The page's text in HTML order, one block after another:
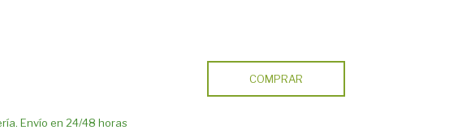
Envío en 24/48 horas
COMPRAR